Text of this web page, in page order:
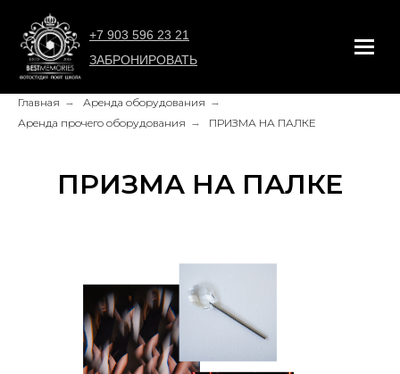
+7 903 596 23 21
ЗАБРОНИРОВАТЬ
Главная → Аренда оборудования →
Аренда прочего оборудования → ПРИЗМА НА ПАЛКЕ
ПРИЗМА НА ПАЛКЕ